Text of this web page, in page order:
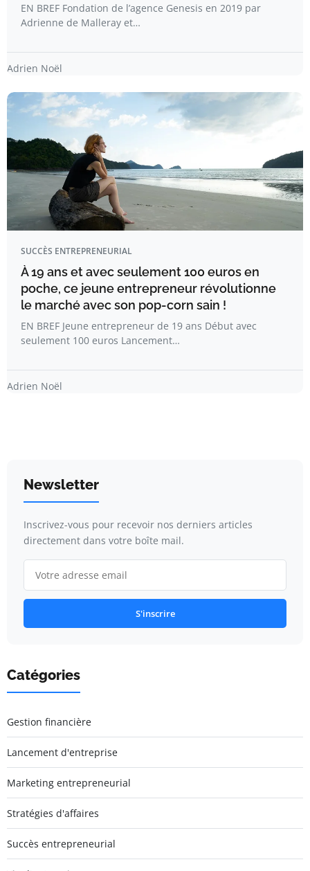
EN BREF Fondation de l’agence Genesis en 2019 par
Adrienne de Malleray et…
Adrien Noël
SUCCÈS ENTREPRENEURIAL
À 19 ans et avec seulement 100 euros en
poche, ce jeune entrepreneur révolutionne
le marché avec son pop-corn sain !
EN BREF Jeune entrepreneur de 19 ans Début avec
seulement 100 euros Lancement…
Adrien Noël
Newsletter
Inscrivez-vous pour recevoir nos derniers articles
directement dans votre boîte mail.
S'inscrire
Catégories
Gestion financière
Lancement d'entreprise
Marketing entrepreneurial
Stratégies d'affaires
Succès entrepreneurial